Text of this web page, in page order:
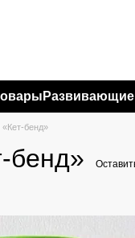
«Кет-бенд»
бенд»